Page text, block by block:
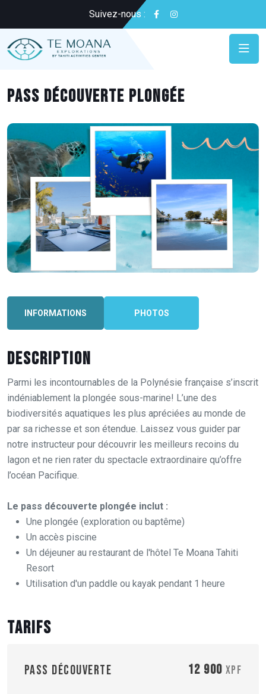
Suivez-nous :
Pass découverte plongée
INFORMATIONS PHOTOS
Description
Parmi les incontournables de la Polynésie française s’inscrit
indéniablement la plongée sous-marine! L’une des
biodiversités aquatiques les plus apréciées au monde de
par sa richesse et son étendue. Laissez vous guider par
notre instructeur pour découvrir les meilleurs recoins du
lagon et ne rien rater du spectacle extraordinaire qu’offre
l’océan Pacifique.
Le pass découverte plongée inclut :
Une plongée (exploration ou baptême)
Un accès piscine
Un déjeuner au restaurant de l'hôtel Te Moana Tahiti
Resort
Utilisation d'un paddle ou kayak pendant 1 heure
Tarifs
PASS DÉCOUVERTE 12 900 XPF